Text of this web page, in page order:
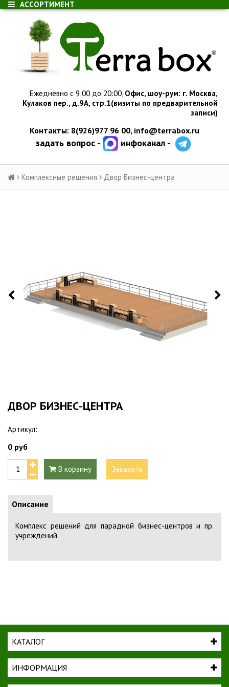
АССОРТИМЕНТ
Ежедневно с 9:00 до 20:00, Офис, шоу-рум: г. Москва,
Кулаков пер., д.9А, стр.1(визиты по предварительной
записи)
Контакты: 8(926)977 96 00, info@terrabox.ru
задать вопрос - инфоканал -
Комплексные решения Двор Бизнес-центра
ДВОР БИЗНЕС-ЦЕНТРА
Артикул:
0 руб
В корзину Заказать
Описание
Комплекс решений для парадной бизнес-центров и пр.
учреждений.
КАТАЛОГ
ИНФОРМАЦИЯ